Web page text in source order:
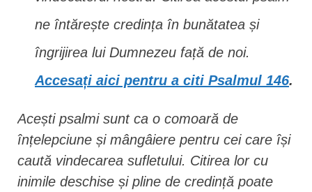
ne întărește credința în bunătatea și
îngrijirea lui Dumnezeu față de noi.
Accesați aici pentru a citi Psalmul 146.
Acești psalmi sunt ca o comoară de
înțelepciune și mângâiere pentru cei care își
caută vindecarea sufletului. Citirea lor cu
inimile deschise și pline de credință poate